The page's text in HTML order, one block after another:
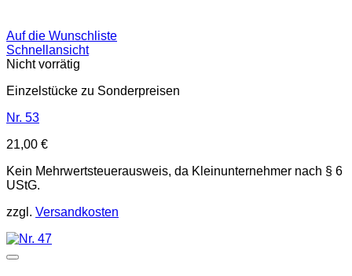
Auf die Wunschliste
Schnellansicht
Nicht vorrätig
Einzelstücke zu Sonderpreisen
Nr. 53
21,00 €
Kein Mehrwertsteuerausweis, da Kleinunternehmer nach § 6
UStG.
zzgl. Versandkosten